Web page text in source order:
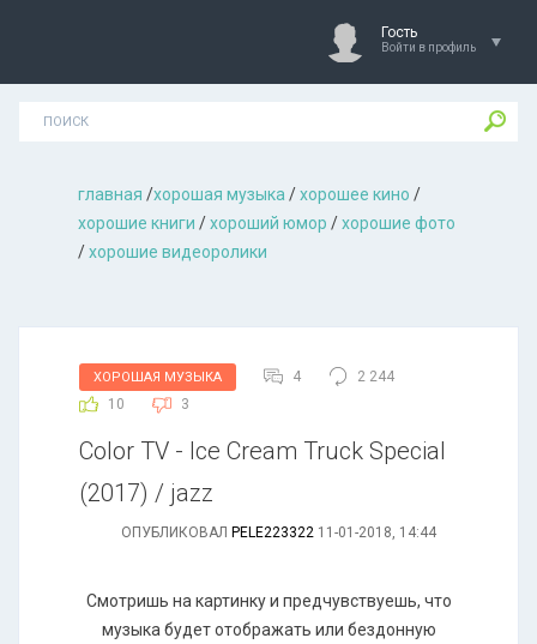
Гость
Войти в профиль
главная /хорошая музыкa /хорошее кино /
хорошие книги /хороший юмор /хорошие фото
/хорошие видеоролики
ХОРОШАЯ МУЗЫКА 4
2 244
10
3
Color TV - Ice Cream Truck Special
(2017) / jazz
ОПУБЛИКОВАЛ PELE223322 11-01-2018, 14:44
Cмотришь на картинку и предчувствуешь, что
музыка будет отображать или бездонную